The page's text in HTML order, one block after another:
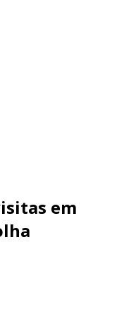
pode
fabricada
conforme
além
ser lisa ou
bolha sp
e sacos
de seus
um
em